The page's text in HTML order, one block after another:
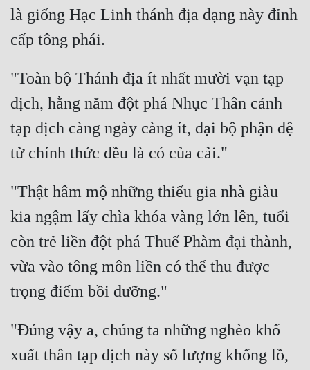
là giống Hạc Linh thánh địa dạng này đỉnh
"Toàn bộ Thánh địa ít nhất mười vạn tạp
dịch, hằng năm đột phá Nhục Thân cảnh
tạp dịch càng ngày càng ít, đại bộ phận đệ
"Thật hâm mộ những thiếu gia nhà giàu
kia ngậm lấy chìa khóa vàng lớn lên, tuổi
còn trẻ liền đột phá Thuế Phàm đại thành,
vừa vào tông môn liền có thể thu được
"Đúng vậy a, chúng ta những nghèo khổ
xuất thân tạp dịch này số lượng khổng lồ,